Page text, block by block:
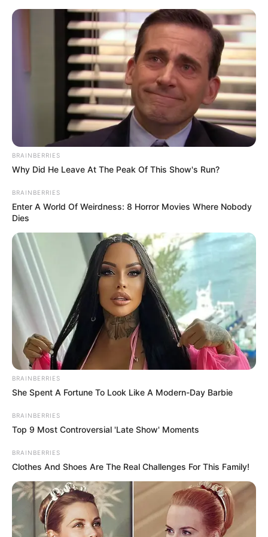
#BENJAMIN FRANKLIN
OVIH SEDAM STVARI IZRAZITO USPJEŠNI
LJUDI RADE PRIJE 7:30 UJUTRO!